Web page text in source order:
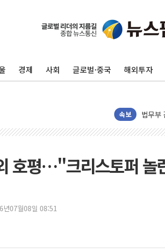
경제 사회 글로벌·중국 해외투자
속보
문이
더위
강원경
뉴인텍
강원교
축구협
조현
이노
우리
GS건
호평…"크리스토퍼 놀
년07월08일 08:51